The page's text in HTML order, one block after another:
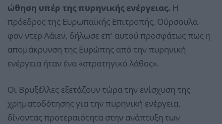
ώθηση υπέρ της πυρηνικής ενέργειας. Η
πρόεδρος της Ευρωπαϊκής Επιτροπής, Ούρσουλα
φον ντερ Λάιεν, δήλωσε επ' αυτού προσφάτως πως η
απομάκρυνση της Ευρώπης από την πυρηνική
ενέργεια ήταν ένα «στρατηγικό λάθος».
Οι Βρυξέλλες εξετάζουν τώρα την ενίσχυση της
χρηματοδότησης για την πυρηνική ενέργεια,
δίνοντας προτεραιότητα στην ανάπτυξη των